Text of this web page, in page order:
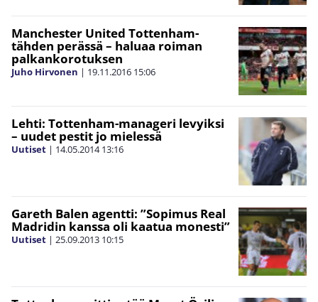
Manchester United Tottenham-
tähden perässä – haluaa roiman
palkankorotuksen
Juho Hirvonen | 19.11.2016 15:06
Lehti: Tottenham-manageri levyiksi
– uudet pestit jo mielessä
Uutiset | 14.05.2014 13:16
Gareth Balen agentti: ”Sopimus Real
Madridin kanssa oli kaatua monesti”
Uutiset | 25.09.2013 10:15